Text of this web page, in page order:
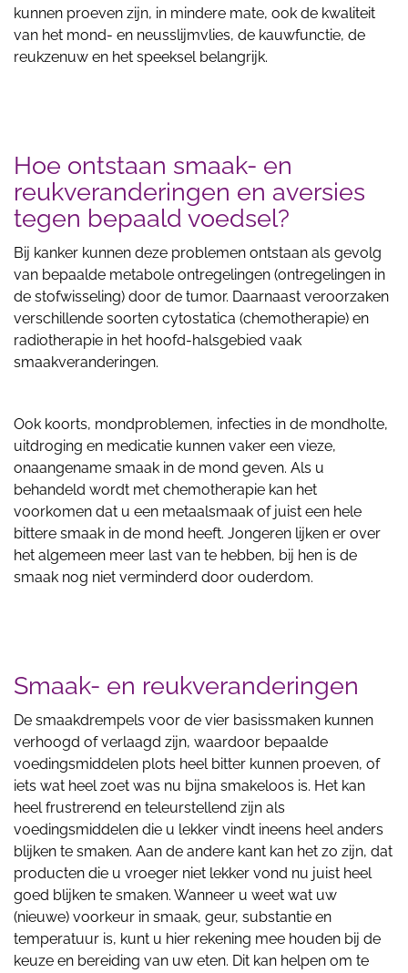
kunnen proeven zijn, in mindere mate, ook de kwaliteit
van het mond- en neusslijmvlies, de kauwfunctie, de
reukzenuw en het speeksel belangrijk.
Hoe ontstaan smaak- en
reukveranderingen en aversies
tegen bepaald voedsel?
Bij kanker kunnen deze problemen ontstaan als gevolg
van bepaalde metabole ontregelingen (ontregelingen in
de stofwisseling) door de tumor. Daarnaast veroorzaken
verschillende soorten cytostatica (chemotherapie) en
radiotherapie in het hoofd-halsgebied vaak
smaakveranderingen.
Ook koorts, mondproblemen, infecties in de mondholte,
uitdroging en medicatie kunnen vaker een vieze,
onaangename smaak in de mond geven. Als u
behandeld wordt met chemotherapie kan het
voorkomen dat u een metaalsmaak of juist een hele
bittere smaak in de mond heeft. Jongeren lijken er over
het algemeen meer last van te hebben, bij hen is de
smaak nog niet verminderd door ouderdom.
Smaak- en reukveranderingen
De smaakdrempels voor de vier basissmaken kunnen
verhoogd of verlaagd zijn, waardoor bepaalde
voedingsmiddelen plots heel bitter kunnen proeven, of
iets wat heel zoet was nu bijna smakeloos is. Het kan
heel frustrerend en teleurstellend zijn als
voedingsmiddelen die u lekker vindt ineens heel anders
blijken te smaken. Aan de andere kant kan het zo zijn, dat
producten die u vroeger niet lekker vond nu juist heel
goed blijken te smaken. Wanneer u weet wat uw
(nieuwe) voorkeur in smaak, geur, substantie en
temperatuur is, kunt u hier rekening mee houden bij de
keuze en bereiding van uw eten. Dit kan helpen om te